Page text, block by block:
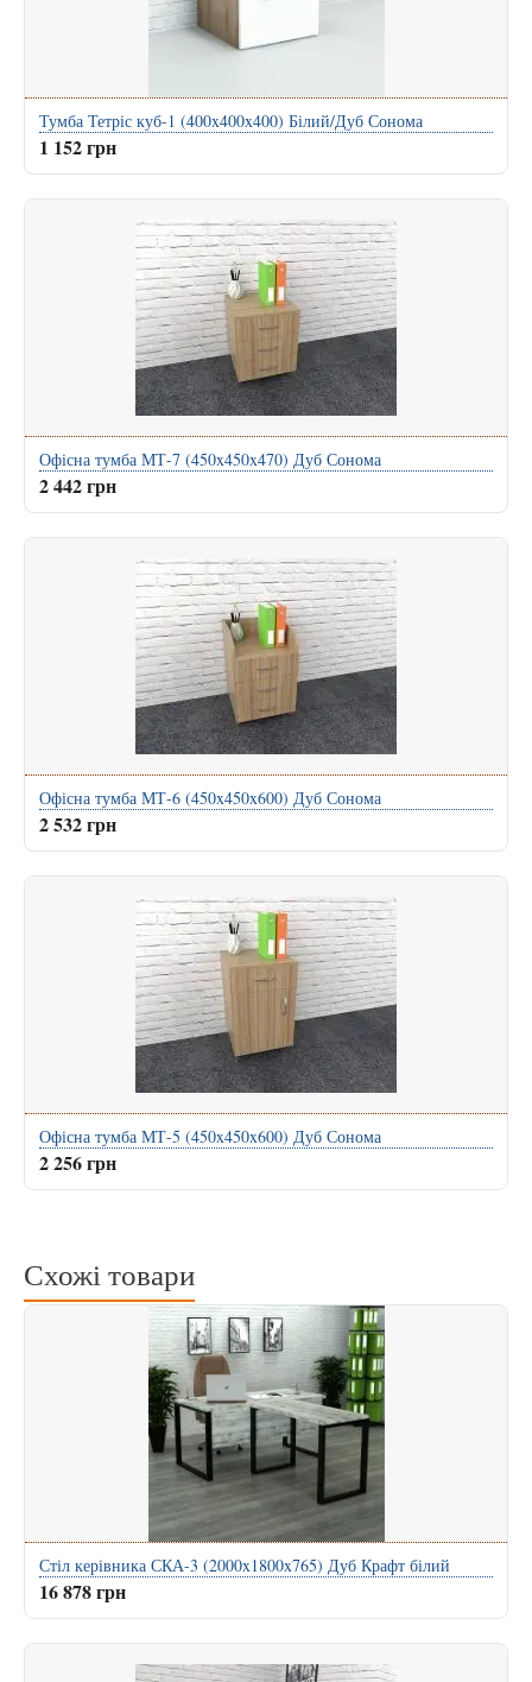
Тумба Тетріс куб-1 (400x400x400) Білий/Дуб Сонома
1 152 грн
Офісна тумба МТ-7 (450x450x470) Дуб Сонома
2 442 грн
Офісна тумба МТ-6 (450x450x600) Дуб Сонома
2 532 грн
Офісна тумба МТ-5 (450x450x600) Дуб Сонома
2 256 грн
Схожі товари
Стіл керівника СКА-3 (2000x1800x765) Дуб Крафт білий
16 878 грн